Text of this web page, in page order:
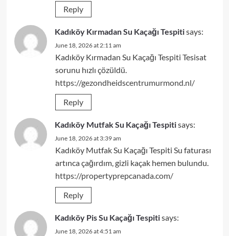
Reply
Kadıköy Kırmadan Su Kaçağı Tespitisays:
June 18, 2026 at 2:11 am
Kadıköy Kırmadan Su Kaçağı Tespiti Tesisat
sorunu hızlı çözüldü.
https://gezondheidscentrumurmond.nl/
Reply
Kadıköy Mutfak Su Kaçağı Tespitisays:
June 18, 2026 at 3:39 am
Kadıköy Mutfak Su Kaçağı Tespiti Su faturası
artınca çağırdım, gizli kaçak hemen bulundu.
https://propertyprepcanada.com/
Reply
Kadıköy Pis Su Kaçağı Tespitisays:
June 18, 2026 at 4:51 am